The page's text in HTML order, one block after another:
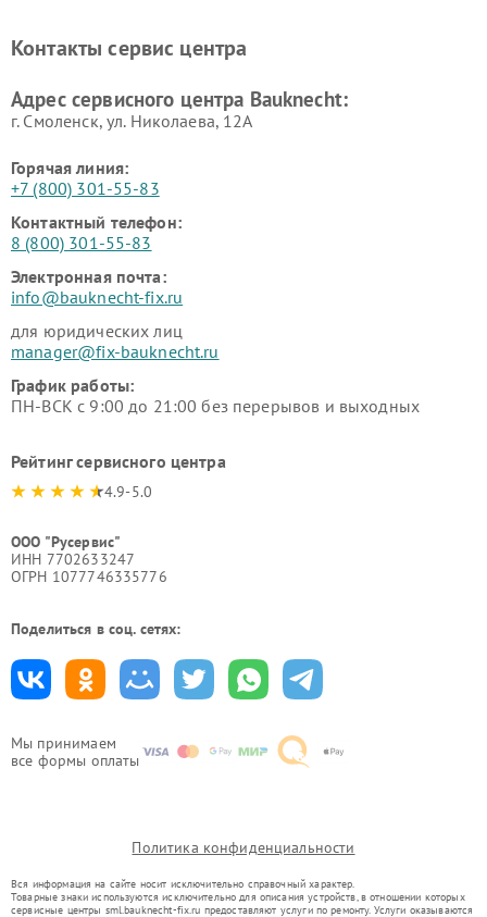
Мы принимаем
все формы оплаты
Контакты сервис центра
Адрес сервисного центра Bauknecht:
г. Смоленск, ул. Николаева, 12А
Горячая линия:
+7 (800) 301-55-83
Контактный телефон:
8 (800) 301-55-83
Электронная почта:
info@bauknecht-fix.ru
для юридических лиц
manager@fix-bauknecht.ru
График работы:
ПН-ВСК с 9:00 до 21:00 без перерывов и выходных
Рейтинг сервисного центра
4.9-5.0
ООО "Русервис"
ИНН 7702633247
ОГРН 1077746335776
Поделиться в соц. сетях:
Политика конфиденциальности
Вся информация на сайте носит исключительно справочный характер.
Товарные знаки используются исключительно для описания устройств, в отношении которых
сервисные центры sml.bauknecht-fix.ru предоставляют услуги по ремонту. Услуги оказываются